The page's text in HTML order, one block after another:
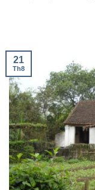
21
Th8